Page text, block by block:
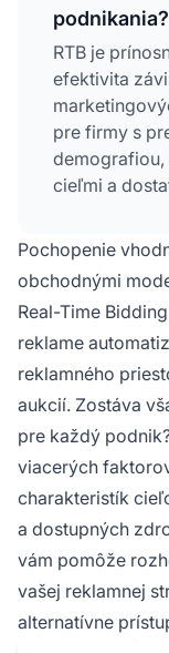
podnikania?
RTB je
efektivita
pre firmy s
cieľmi a
shopy,
kancelárie,
verejnosť
dát môžu
Pochopenie
obchodnými
Real-Time
reklame
reklamného
aukcií. Zostáva
pre každý
viacerých
charakteristík
a dostupných
vám pomôže
vašej reklamnej
alternatívne